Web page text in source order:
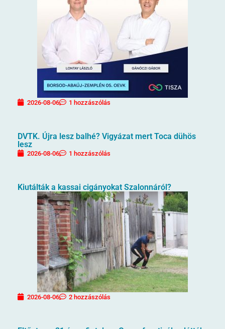
2026-08-06 1 hozzászólás
DVTK. Újra lesz balhé? Vigyázat mert Toca dühös
lesz
2026-08-06 1 hozzászólás
Kiutálták a kassai cigányokat Szalonnáról?
2026-08-06 2 hozzászólás